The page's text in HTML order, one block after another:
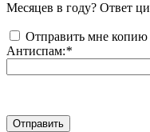
Месяцев в году? Ответ
Отправить мне копию
Антиспам:*
Отправить